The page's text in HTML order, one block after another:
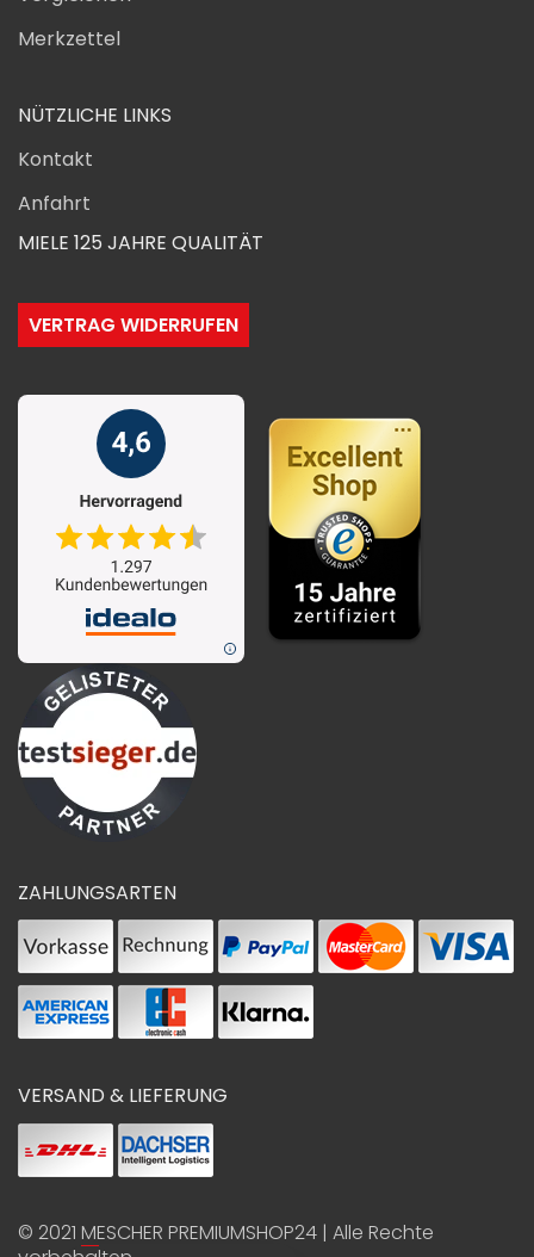
Merkzettel
NÜTZLICHE LINKS
Kontakt
Anfahrt
MIELE 125 JAHRE QUALITÄT
VERTRAG WIDERRUFEN
ZAHLUNGSARTEN
VERSAND & LIEFERUNG
© 2021 MESCHER PREMIUMSHOP24 | Alle Rechte